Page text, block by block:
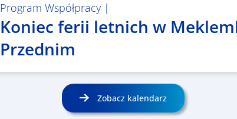
Program Współpracy|
Koniec ferii letnich w
Przednim
Zobacz kalendarz